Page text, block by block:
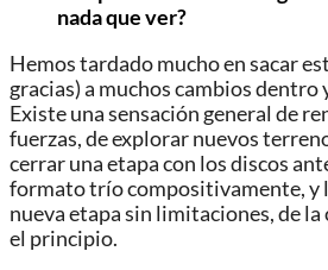
nada que ver?
Hemos tardado mucho en sacar
gracias) a muchos cambios dentro
Existe una sensación general de
fuerzas, de explorar nuevos
cerrar una etapa con los discos
formato trío compositivamente, y
nueva etapa sin limitaciones, de la
el principio.